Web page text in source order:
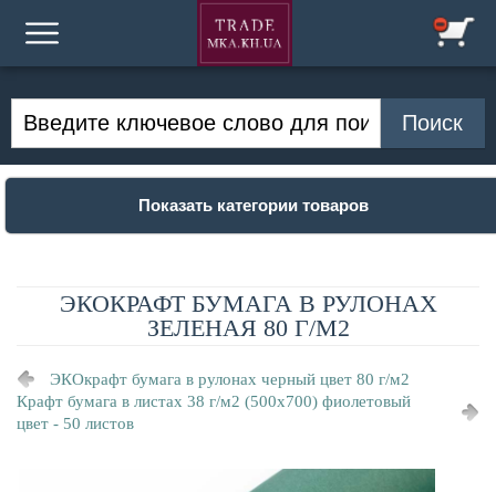
Показать категории товаров
ЭКОКРАФТ БУМАГА В РУЛОНАХ
ЗЕЛЕНАЯ 80 Г/М2
ЭКОкрафт бумага в рулонах черный цвет 80 г/м2
Крафт бумага в листах 38 г/м2 (500х700) фиолетовый
цвет - 50 листов